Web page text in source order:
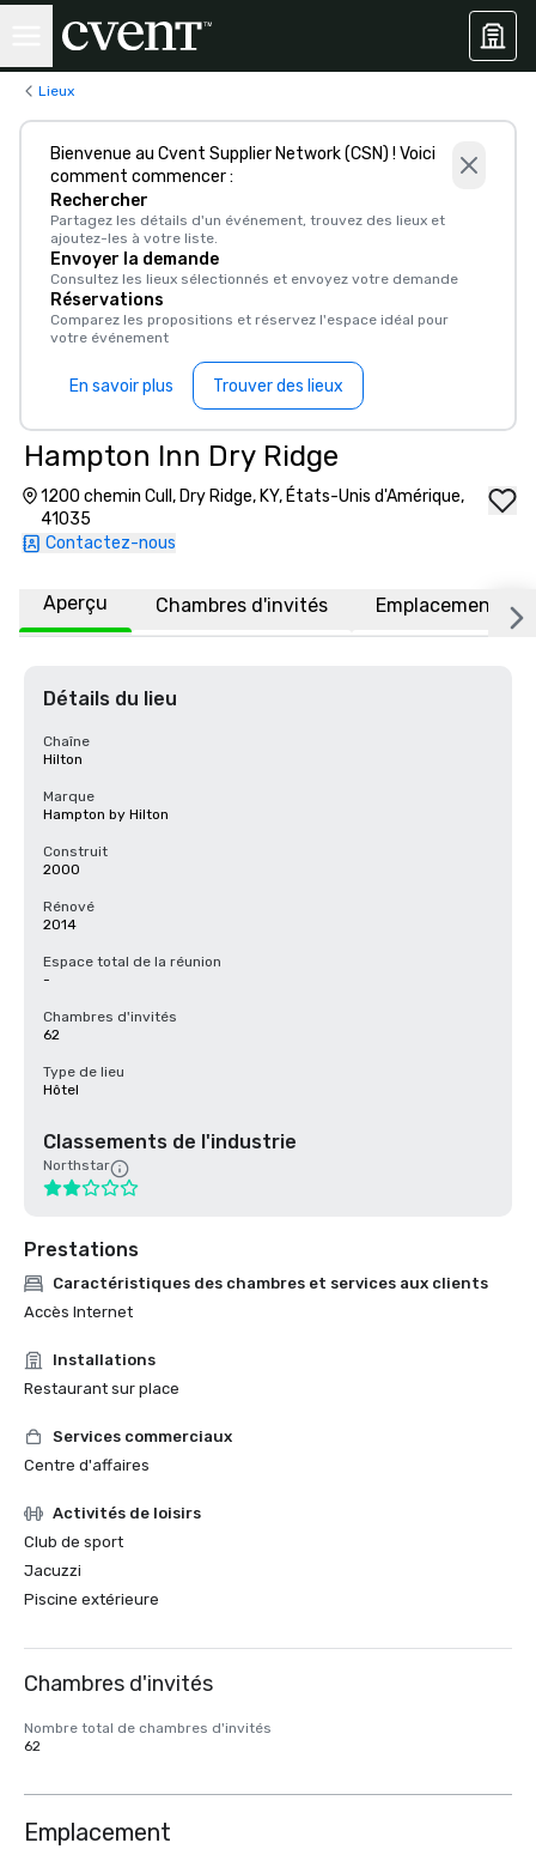
Lieux
Bienvenue au Cvent Supplier Network (CSN) ! Voici
comment commencer :
Rechercher
Partagez les détails d'un événement, trouvez des lieux et
ajoutez-les à votre liste.
Envoyer la demande
Consultez les lieux sélectionnés et envoyez votre demande
Réservations
Comparez les propositions et réservez l'espace idéal pour
votre événement
En savoir plus Trouver des lieux
Hampton Inn Dry Ridge
1200 chemin Cull, Dry Ridge, KY, États-Unis d'Amérique,
41035
Contactez-nous
Aperçu Chambres d'invités Emplacement
Détails du lieu
Chaîne
Hilton
Marque
Hampton by Hilton
Construit
2000
Rénové
2014
Espace total de la réunion
-
Chambres d'invités
62
Type de lieu
Hôtel
Classements de l'industrie
Northstar
Prestations
Caractéristiques des chambres et services aux clients
Accès Internet
Installations
Restaurant sur place
Services commerciaux
Centre d'affaires
Activités de loisirs
Club de sport
Jacuzzi
Piscine extérieure
Chambres d'invités
Nombre total de chambres d'invités
62
Emplacement